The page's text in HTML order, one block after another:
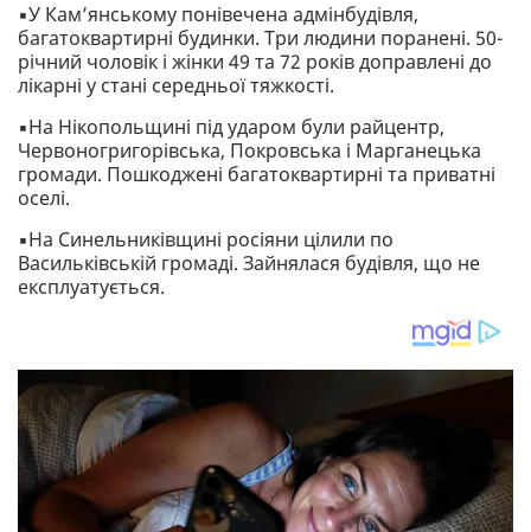
▪️У Кам’янському понівечена адмінбудівля,
багатоквартирні будинки. Три людини поранені. 50-
річний чоловік і жінки 49 та 72 років доправлені до
лікарні у стані середньої тяжкості.
▪️На Нікопольщині під ударом були райцентр,
Червоногригорівська, Покровська і Марганецька
громади. Пошкоджені багатоквартирні та приватні
оселі.
▪️На Синельниківщині росіяни цілили по
Васильківській громаді. Зайнялася будівля, що не
експлуатується.